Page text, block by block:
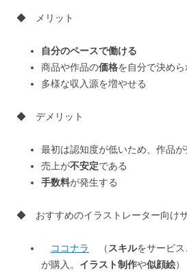
◆ メリット
自分のペースで働ける
商品や作品の価格を自分で決めら
多様な収入源を増やせる
◆ デメリット
最初は認知度が低いため、作品
売上が不安定である
手数料が発生する
◆ おすすめのイラストレーター向け
ココナラ （スキルをサービ
が購入。 イラスト制作や似顔絵）